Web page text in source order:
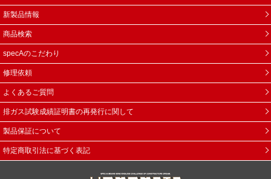
新製品情報
商品検索
specAのこだわり
修理依頼
よくあるご質問
排ガス試験成績証明書の再発行に関して
製品保証について
特定商取引法に基づく表記